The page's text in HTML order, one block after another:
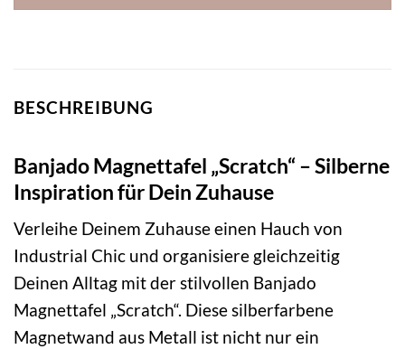
BESCHREIBUNG
Banjado Magnettafel „Scratch“ – Silberne
Inspiration für Dein Zuhause
Verleihe Deinem Zuhause einen Hauch von
Industrial Chic und organisiere gleichzeitig
Deinen Alltag mit der stilvollen Banjado
Magnettafel „Scratch“. Diese silberfarbene
Magnetwand aus Metall ist nicht nur ein